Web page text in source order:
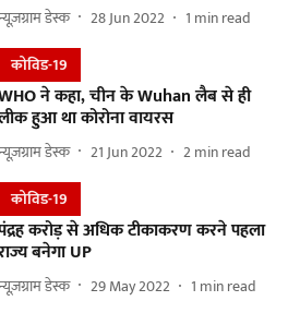
डेस्क 28 Jun 2022 1 min read
कोविड-19
ने कहा, चीन के Wuhan लैब से ही
हुआ था कोरोना वायरस
डेस्क 21 Jun 2022 2min read
कोविड-19
करोड़ से अधिक टीकाकरण करने पहला
बनेगा UP
डेस्क 29 May 2022 1 min read